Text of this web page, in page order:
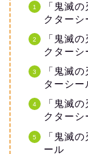
「鬼滅
クターシ
「鬼滅
クターシ
「鬼滅
ターシー
「鬼滅
クターシ
「鬼滅
ール